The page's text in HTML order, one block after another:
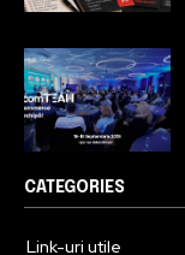
CATEGORIES
Link-uri utile